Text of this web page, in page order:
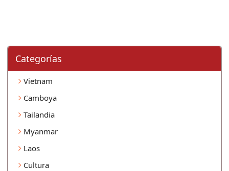
Categorí­as
Vietnam
Camboya
Tailandia
Myanmar
Laos
Cultura